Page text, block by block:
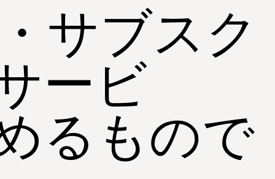
サブスク
ービ
るもので